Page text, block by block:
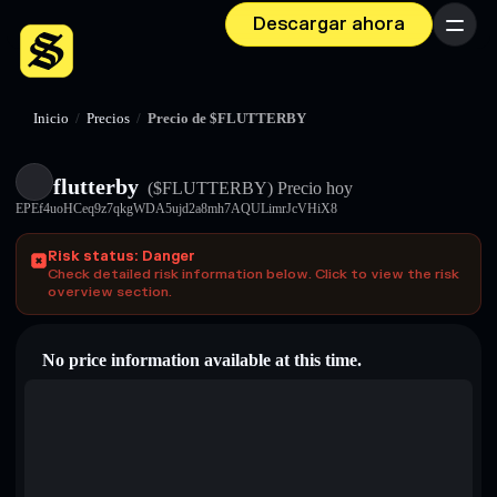
Descargar ahora Menú
Inicio / Precios / Precio de $FLUTTERBY
flutterby ($FLUTTERBY) Precio hoy
EPEf4uoHCeq9z7qkgWDA5ujd2a8mh7AQULimrJcVHiX8
Risk status: Danger
Check detailed risk information below. Click to view the risk
overview section.
No price information available at this time.